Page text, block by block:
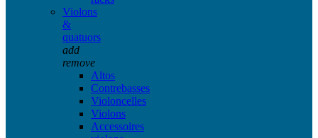
Violons
&
quatuors
add
remove
Altos
Contrebasses
Violoncelles
Violons
Accessoires